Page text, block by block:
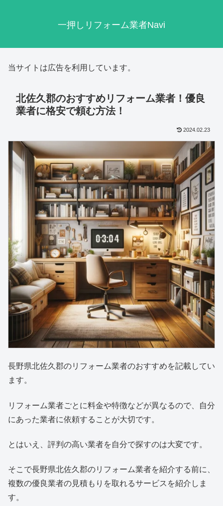
一押しリフォーム業者Navi
当サイトは広告を利用しています。
北佐久郡のおすすめリフォーム業者！優良
業者に格安で頼む方法！
2024.02.23
長野県北佐久郡のリフォーム業者のおすすめを記載してい
ます。
リフォーム業者ごとに料金や特徴などが異なるので、自分
にあった業者に依頼することが大切です。
とはいえ、評判の高い業者を自分で探すのは大変です。
そこで長野県北佐久郡のリフォーム業者を紹介する前に、
複数の優良業者の見積もりを取れるサービスを紹介しま
す。